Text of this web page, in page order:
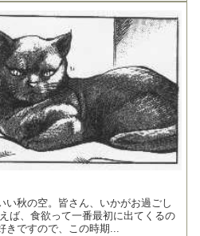
い秋の空。皆さん、いかがお過ごし
ば、食欲って一番最初に出てくるの
きですので、この時期...